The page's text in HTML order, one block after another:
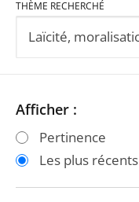
THÈME RECHERCHÉ
Passer
les
filtres
Passer
les
filtres
Afficher :
Pertinence
Les plus récents